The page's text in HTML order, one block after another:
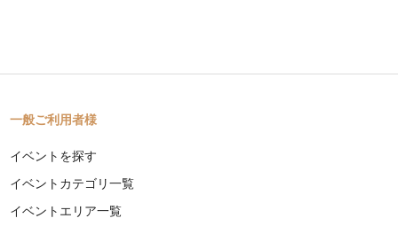
一般ご利用者様
イベントを探す
イベントカテゴリ一覧
イベントエリア一覧